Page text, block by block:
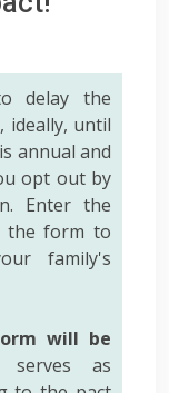
delay the
ideally, until
annual and
opt out by
Enter the
the form to
family's
will be
as